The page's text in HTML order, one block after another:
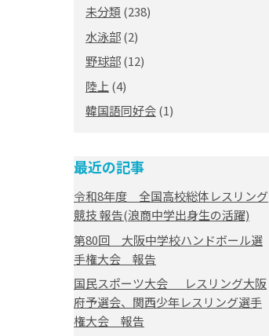
未分類 (238)
水泳部(2)
野球部(12)
陸上 (4)
韓国語同好会(1)
最近の記事
令和8年度 全国高校総体レスリング
競技 報告(浪商中学出身生の活躍)
第80回 大阪中学校ハンドボール選
手権大会 報告
国民スポーツ大会 レスリング大阪
府予選会、関西少年レスリング選手
権大会 報告